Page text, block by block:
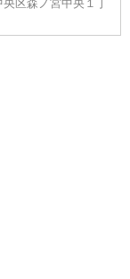
央区森ノ宮中央１丁